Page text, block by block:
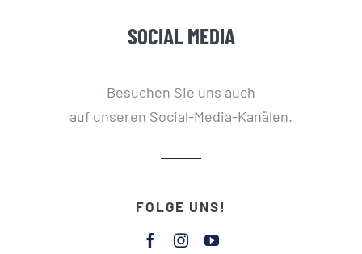
SOCIAL MEDIA
Besuchen Sie uns auch
auf unseren Social-Media-Kanälen.
FOLGE UNS!